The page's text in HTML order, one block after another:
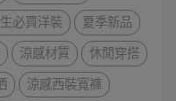
必買洋裝
夏季新品
涼感材質
休閒穿搭
涼感西裝寬褲